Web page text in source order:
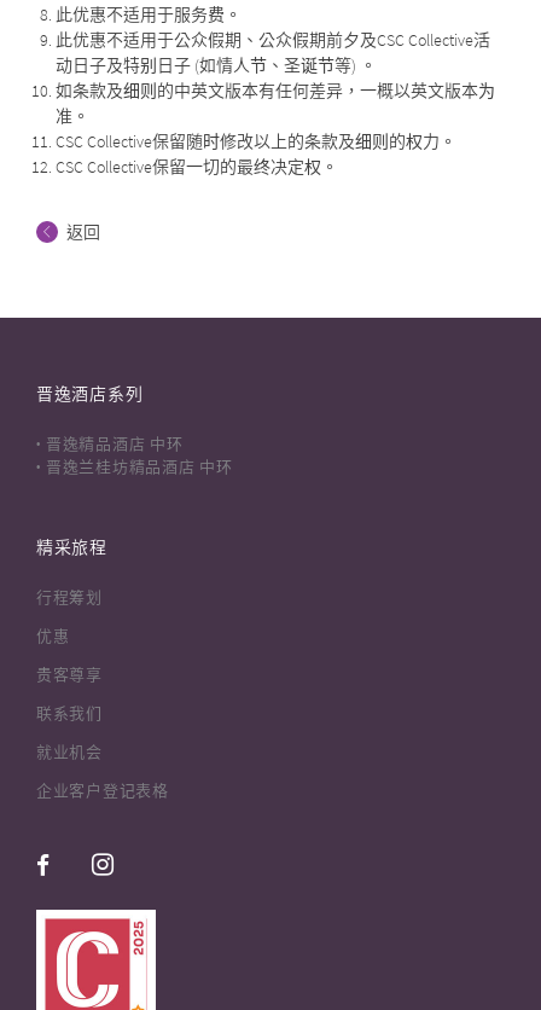
此优惠不适用于服务费。
此优惠不适用于公众假期、公众假期前夕及CSC Collective活
动日子及特别日子 (如情人节、圣诞节等) 。
如条款及细则的中英文版本有任何差异，一概以英文版本为
准。
CSC Collective保留随时修改以上的条款及细则的权力。
CSC Collective保留一切的最终决定权。
返回
晋逸酒店系列
晋逸精品酒店 中环
晋逸兰桂坊精品酒店 中环
精采旅程
行程筹划
优惠
贵客尊享
联系我们
就业机会
企业客户登记表格